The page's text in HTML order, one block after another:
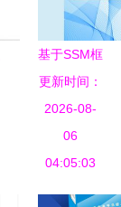
基于SSM框
架的智能工
厂产品分拣
系统设计与
实现
更新时间：
2026-08-
06
04:05:03